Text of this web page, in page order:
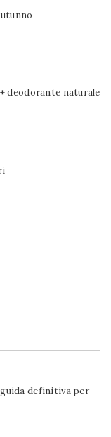
deodorante naturale
definitiva per